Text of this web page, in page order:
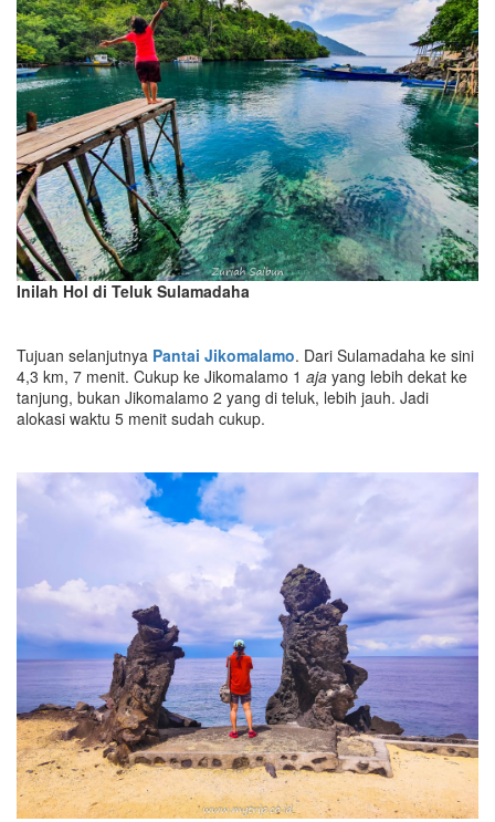
Inilah Hol di Teluk Sulamadaha
Tujuan selanjutnya Pantai Jikomalamo. Dari Sulamadaha ke sini
4,3 km, 7 menit. Cukup ke Jikomalamo 1 aja yang lebih dekat ke
tanjung, bukan Jikomalamo 2 yang di teluk, lebih jauh. Jadi
alokasi waktu 5 menit sudah cukup.